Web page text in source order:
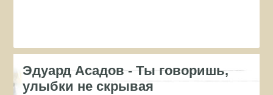
Эдуард Асадов - Ты говоришь,
улыбки не скрывая